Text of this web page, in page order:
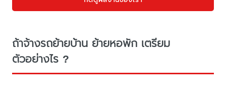
ถ้าจ้างรถย้ายบ้าน ย้ายหอพัก เตรียม
ตัวอย่างไร ?